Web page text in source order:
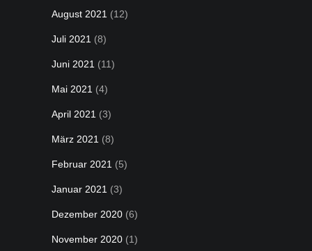
August 2021 (12)
Juli 2021 (8)
Juni 2021 (11)
Mai 2021 (4)
April 2021 (3)
März 2021 (8)
Februar 2021 (5)
Januar 2021 (3)
Dezember 2020 (6)
November 2020 (1)